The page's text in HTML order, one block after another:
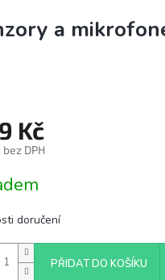
a
Kč
bez DPH
doručení
PŘIDAT DO KOŠÍKU